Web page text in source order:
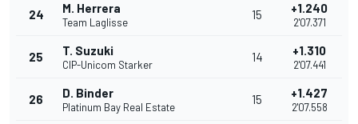
24 M. Herrera
Team Laglisse
15 +1.240
2'07.371
25 T. Suzuki
CIP-Unicom Starker
14 +1.310
2'07.441
26 D. Binder
Platinum Bay Real Estate
15 +1.427
2'07.558